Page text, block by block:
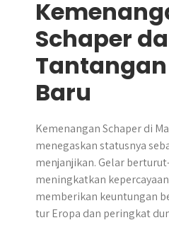
Schaper
Baru
Kemenangan Schaper di
menegaskan statusnya
menjanjikan. Gelar
meningkatkan
memberikan keuntungan
tur Eropa dan peringkat